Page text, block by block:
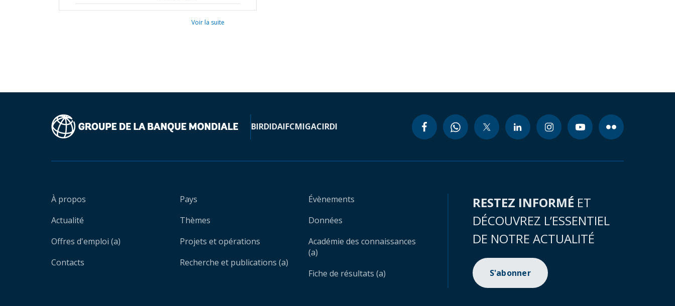
Voir la suite
BIRDIDAIFCMIGACIRDI
À propos
Actualité
Offres d'emploi (a)
Contacts
Pays
Thèmes
Projets et opérations
Recherche et publications (a)
Évènements
Données
Académie des connaissances
(a)
Fiche de résultats (a)
RESTEZ INFORMÉ ET
DÉCOUVREZ L’ESSENTIEL
DE NOTRE ACTUALITÉ
S'abonner